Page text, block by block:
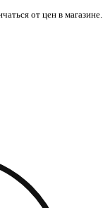
от цен в магазине.